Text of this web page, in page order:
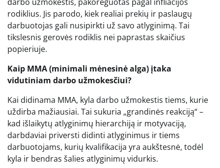
rodiklius. Jis parodo, kiek realiai prekių ir paslaugų
darbuotojas gali nusipirkti už savo atlyginimą. Tai
tikslesnis gerovės rodiklis nei paprastas skaičius
popieriuje.
Kaip MMA (minimali mėnesinė alga) įtaka
vidutiniam darbo užmokesčiui?
Kai didinama MMA, kyla darbo užmokestis tiems, kurie
uždirba mažiausiai. Tai sukuria „grandinės reakciją“ –
kad išlaikytų atlyginimų hierarchiją ir motyvaciją,
darbdaviai priversti didinti atlyginimus ir tiems
darbuotojams, kurių kvalifikacija yra aukštesnė, todėl
kyla ir bendras šalies atlyginimų vidurkis.